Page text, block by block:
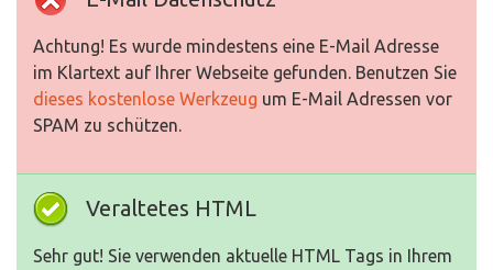
Achtung! Es wurde mindestens eine E-Mail Adresse
im Klartext auf Ihrer Webseite gefunden. Benutzen Sie
dieses kostenlose Werkzeug um E-Mail Adressen vor
SPAM zu schützen.
Veraltetes HTML
Sehr gut! Sie verwenden aktuelle HTML Tags in Ihrem